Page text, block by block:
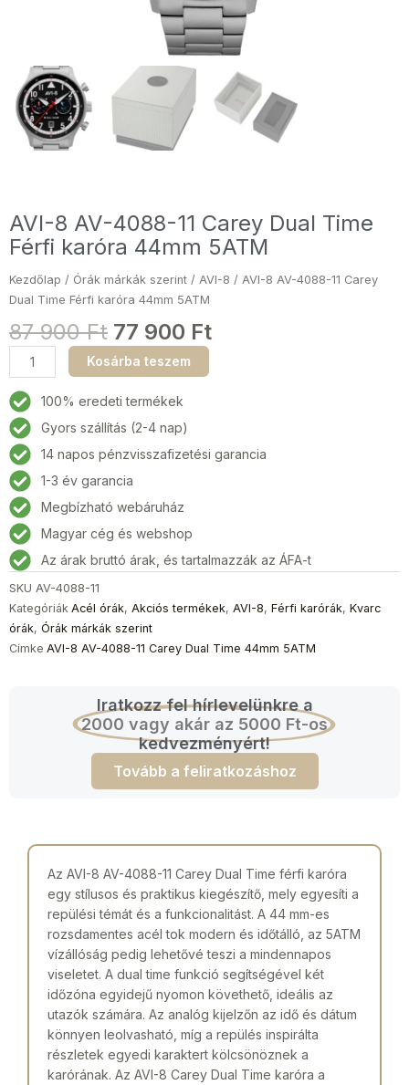
AVI-8 AV-4088-11 Carey Dual Time
Férfi karóra 44mm 5ATM
Kezdőlap / Órák márkák szerint / AVI-8 / AVI-8 AV-4088-11 Carey
Dual Time Férfi karóra 44mm 5ATM
87 900Ft 77 900 Ft
AVI-
8
AV-
4088-
11
Carey
Dual
Time
Férfi
karóra
44mm
5ATM
mennyiség
Kosárba teszem
100% eredeti termékek
Gyors szállítás (2-4 nap)
14 napos pénzvisszafizetési garancia
1-3 év garancia
Megbízható webáruház
Magyar cég és webshop
Az árak bruttó árak, és tartalmazzák az ÁFA-t
SKU AV-4088-11
Kategóriák Acél órák, Akciós termékek, AVI-8, Férfi karórák, Kvarc
órák, Órák márkák szerint
Címke AVI-8 AV-4088-11 Carey Dual Time 44mm 5ATM
Iratkozz fel hírlevelünkre a
2000 vagy akár az 5000 Ft-os
kedvezményért!
Tovább a feliratkozáshoz
Az AVI-8 AV-4088-11 Carey Dual Time férfi karóra
egy stílusos és praktikus kiegészítő, mely egyesíti a
repülési témát és a funkcionalitást. A 44 mm-es
rozsdamentes acél tok modern és időtálló, az 5ATM
vízállóság pedig lehetővé teszi a mindennapos
viseletet. A dual time funkció segítségével két
időzóna egyidejű nyomon követhető, ideális az
utazók számára. Az analóg kijelzőn az idő és dátum
könnyen leolvasható, míg a repülés inspirálta
részletek egyedi karaktert kölcsönöznek a
karórának. Az AVI-8 Carey Dual Time karóra a